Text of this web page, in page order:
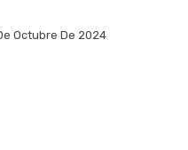
Octubre De 2024